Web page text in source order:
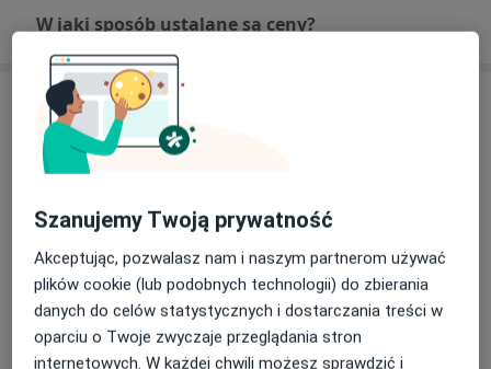
W jaki sposób ustalane są ceny?
Adresy (8)
Adres 1 Adres 2
Centrum Medyczne Alergopneuma
Kolejowa 3,21-040Świdnik
Powiększ mapęotwiera się w nowej karcie
Szanujemy Twoją prywatność
Akceptując, pozwalasz nam i naszym partnerom używać
plików cookie (lub podobnych technologii) do zbierania
danych do celów statystycznych i dostarczania treści w
oparciu o Twoje zwyczaje przeglądania stron
internetowych. W każdej chwili możesz sprawdzić i